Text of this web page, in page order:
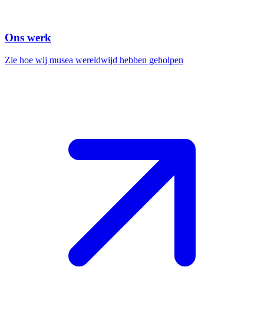
Ons werk
Zie hoe wij musea wereldwijd hebben geholpen